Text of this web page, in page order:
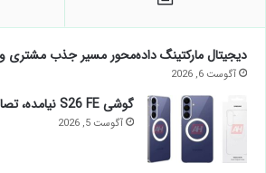
دیجیتال مارکتینگ داده‌محور مسیر جذب
آگوست 6, 2026
گوشی S26 FE نیامده، تصاویر قاب‌هایش لو رفت
آگوست 5, 2026